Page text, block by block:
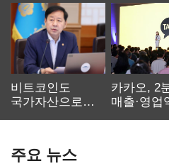
비트코인도
국가자산으로…'
카카오, 2
매출·영업
주요 뉴스